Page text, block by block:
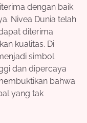
dengan baik
Nivea Dunia telah
diterima
kualitas. Di
simbol
dan dipercaya
bahwa
yang tak